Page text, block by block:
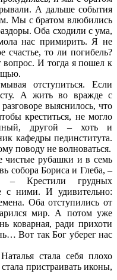
А дальше события
Мы с братом влюбились
Оба сходили с ума,
нас примирить. Я не
счастье, то ли погибель?
вопрос. И тогда я пошел к
отступиться. Если
А жить во вражде с
выяснилось, что
креститься, не могло
другой – хоть и
кафедры пединститута.
поводу не волноваться.
чистые рубашки и в семь
собора Бориса и Глеба, –
– Крестили грудных
с ними. И удивительно:
Оба отступились от
мир. А потом уже
коварная, ради прихоти
Вот так Бог уберег нас
стала себя плохо
пристраивать иконы,